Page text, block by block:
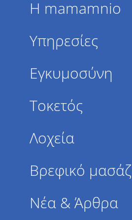
Η mamamnio
Υπηρεσίες
Εγκυμοσύνη
Τοκετός
Λοχεία
Βρεφικό μασάζ
Νέα & Άρθρα